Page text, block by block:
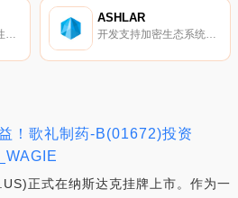
ASHLAR
！歌礼制药-B(01672)投资
正式在纳斯达克挂牌上市。作为一